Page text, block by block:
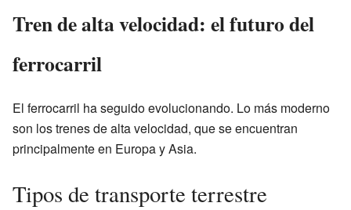
Tren de alta velocidad: el futuro del
ferrocarril
El ferrocarril ha seguido evolucionando. Lo más moderno
son los trenes de alta velocidad, que se encuentran
principalmente en Europa y Asia.
Tipos de transporte terrestre